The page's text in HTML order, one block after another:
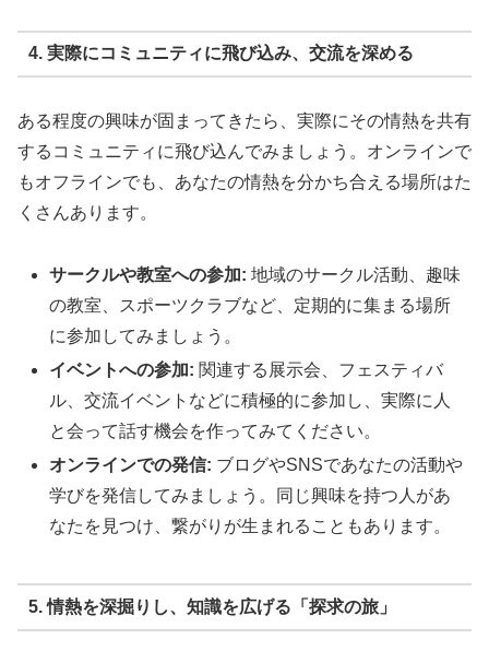
4. 実際にコミュニティに飛び込み、交流を深める
ある程度の興味が固まってきたら、実際にその情熱を共有
するコミュニティに飛び込んでみましょう。オンラインで
もオフラインでも、あなたの情熱を分かち合える場所はた
くさんあります。
サークルや教室への参加: 地域のサークル活動、趣味
の教室、スポーツクラブなど、定期的に集まる場所
に参加してみましょう。
イベントへの参加: 関連する展示会、フェスティバ
ル、交流イベントなどに積極的に参加し、実際に人
と会って話す機会を作ってみてください。
オンラインでの発信: ブログやSNSであなたの活動や
学びを発信してみましょう。同じ興味を持つ人があ
なたを見つけ、繋がりが生まれることもあります。
5. 情熱を深掘りし、知識を広げる「探求の旅」